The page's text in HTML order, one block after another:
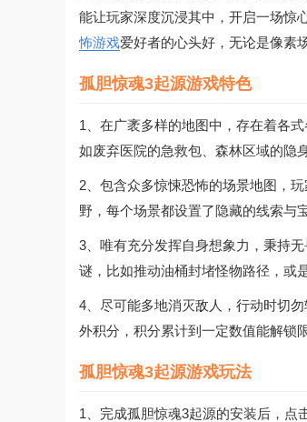
能让玩家深度沉浸其中，开启一场惊
怖游戏爱好者的心头好，无论是像素
孤胆惊魂3起源游戏特色
1、在广袤多样的地图中，存在着各
如废弃医院的急救包、森林区域的隐
2、包含众多惊悚恐怖的场景地图，
野，每个场景都设置了隐藏的线索与
3、唯有充分发挥自身想象力，秉持
谜，比如推动油桶封堵怪物路径，或
4、尽可能多地消灭敌人，行动时切
外积分，积分累计到一定数值能解锁
孤胆惊魂3起源游戏玩法
1、完成孤胆惊魂3起源的安装后，点